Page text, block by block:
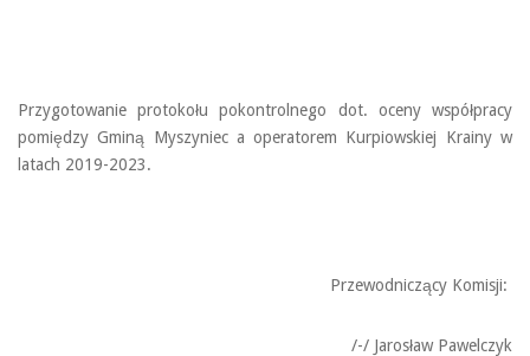
Przygotowanie protokołu pokontrolnego dot. oceny współpracy
pomiędzy Gminą Myszyniec a operatorem Kurpiowskiej Krainy w
latach 2019-2023.
Przewodniczący Komisji:
/-/ Jarosław Pawelczyk